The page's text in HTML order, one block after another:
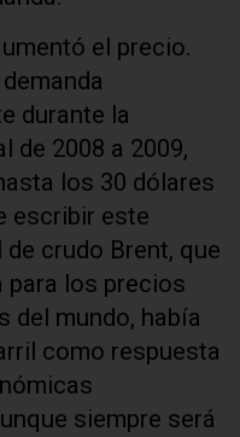
el precio.
durante la
de 2008 a 2009,
los 30 dólares
escribir este
crudo Brent, que
los precios
del mundo, había
como respuesta
siempre será